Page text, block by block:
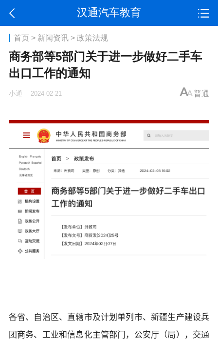
汉通汽车教育
首页> 新闻资讯> 政策法规
商务部等5部门关于进一步做好二手车
出口工作的通知
小通 2024-02-21 普通
各省、自治区、直辖市及计划单列市、新疆生产建设兵
团商务、工业和信息化主管部门，公安厅（局），交通